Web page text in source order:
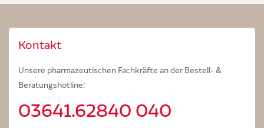
Kontakt
Unsere pharmazeutischen Fachkräfte an der Bestell- &
Beratungshotline:
03641.62840 040